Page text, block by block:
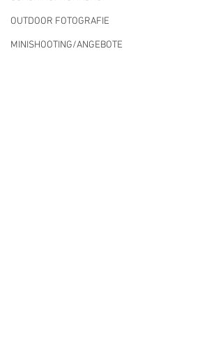
OUTDOOR FOTOGRAFIE
MINISHOOTING/ANGEBOTE